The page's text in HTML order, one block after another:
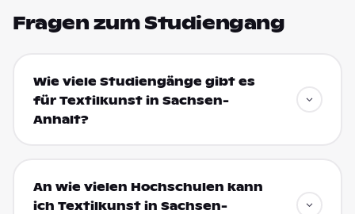
Fragen zum Studiengang
Wie viele Studiengänge gibt es
für Textilkunst in Sachsen-
Anhalt?
An wie vielen Hochschulen kann
ich Textilkunst in Sachsen-